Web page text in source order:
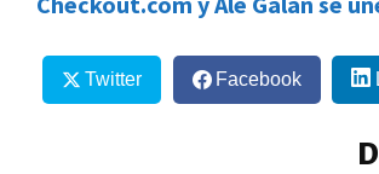
Twitter Facebook